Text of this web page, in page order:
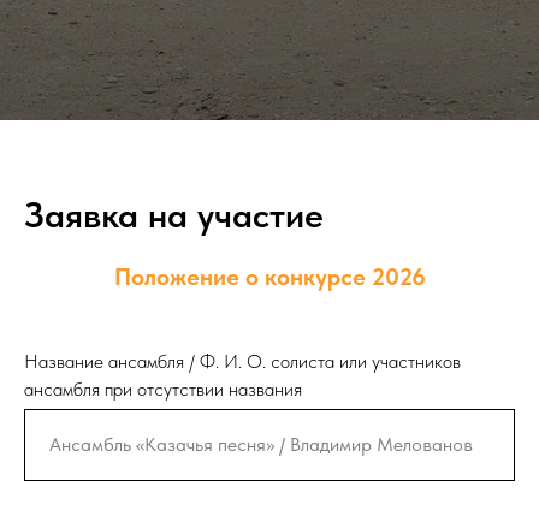
Заявка на участие
Положение о конкурсе 2026
Название ансамбля / Ф. И. О. солиста или участников
ансамбля при отсутствии названия